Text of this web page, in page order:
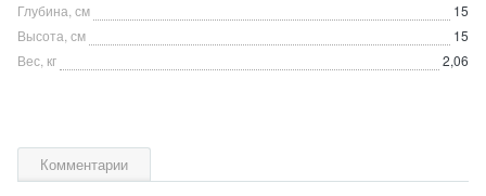
Глубина, см
15
Высота, см
15
Вес, кг
2,06
Комментарии